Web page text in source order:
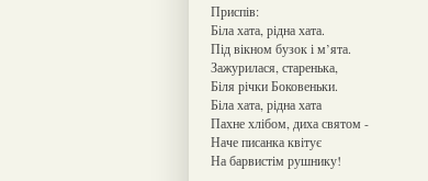
Приспів:
Біла хата, рідна хата.
Під вікном бузок і м’ята.
Зажурилася, старенька,
Біля річки Боковеньки.
Біла хата, рідна хата
Пахне хлібом, диха святом -
Наче писанка квітує
На барвистім рушнику!